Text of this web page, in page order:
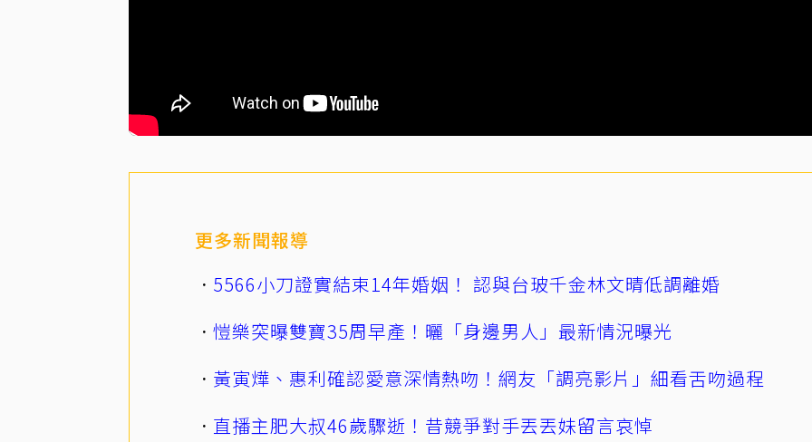
更多新聞報導
5566小刀證實結束14年婚姻！ 認與台玻千金林文晴低調離婚
愷樂突曝雙寶35周早產！曬「身邊男人」最新情況曝光
黃寅燁、惠利確認愛意深情熱吻！網友「調亮影片」細看舌吻過程
直播主肥大叔46歲驟逝！昔競爭對手丟丟妹留言哀悼